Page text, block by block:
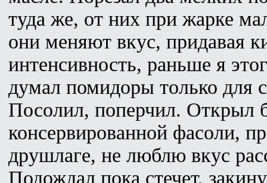
туда же, от них при жарке
они меняют вкус, придавая
интенсивность, раньше я
думал помидоры только для
Посолил, поперчил. Открыл
консервированной фасоли,
друшлаге, не люблю вкус
Подождал пока стечет,